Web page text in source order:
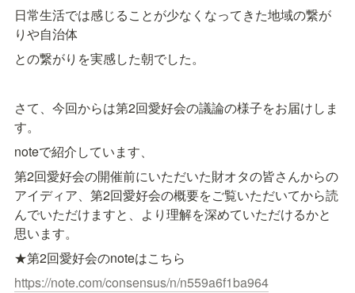
日常生活では感じることが少なくなってきた地域の繋が
りや自治体
との繋がりを実感した朝でした。
さて、今回からは第2回愛好会の議論の様子をお届けしま
す。
noteで紹介しています、
第2回愛好会の開催前にいただいた財オタの皆さんからの
アイディア、第2回愛好会の概要をご覧いただいてから読
んでいただけますと、より理解を深めていただけるかと
思います。
★第2回愛好会のnoteはこちら
https://note.com/consensus/n/n559a6f1ba964